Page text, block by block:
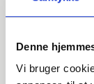
Denne
Vi bruger